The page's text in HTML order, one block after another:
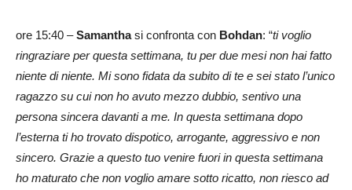
ore 15:40 –Samanthasi confronta con Bohdan: “ti voglio
ringraziare per questa settimana, tu per due mesi non hai fatto
niente di niente. Mi sono fidata da subito di te e sei stato l’unico
ragazzo su cui non ho avuto mezzo dubbio, sentivo una
persona sincera davanti a me. In questa settimana dopo
l’esterna ti ho trovato dispotico, arrogante, aggressivo e non
sincero. Grazie a questo tuo venire fuori in questa settimana
ho maturato che non voglio amare sotto ricatto, non riesco ad